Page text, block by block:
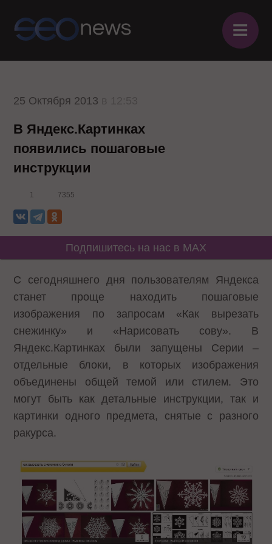
≡
25 Октября 2013
В Яндекс.Картинках
появились пошаговые
инструкции
1 7355
Подпишитесь на нас в MAX
С сегодняшнего дня пользователям Яндекса
станет проще находить пошаговые
изображения по запросам «Как вырезать
снежинку» и «Нарисовать сову». В
Яндекс.Картинках были запущены Серии –
отдельные блоки, в которых изображения
объединены общей темой или стилем. Это
могут быть как детальные инструкции, так и
картинки одного предмета, снятые с разного
ракурса.